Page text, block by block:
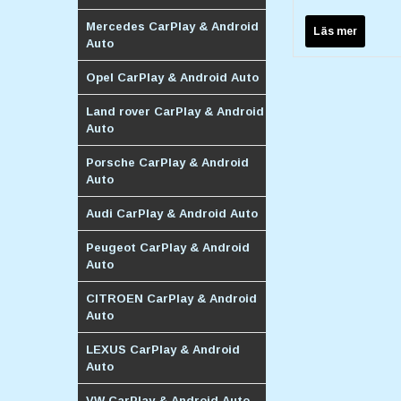
Mercedes CarPlay & Android
Auto
Opel CarPlay & Android Auto
Land rover CarPlay & Android
Auto
Porsche CarPlay & Android
Auto
Audi CarPlay & Android Auto
Peugeot CarPlay & Android
Auto
CITROEN CarPlay & Android
Auto
LEXUS CarPlay & Android
Auto
Läs mer